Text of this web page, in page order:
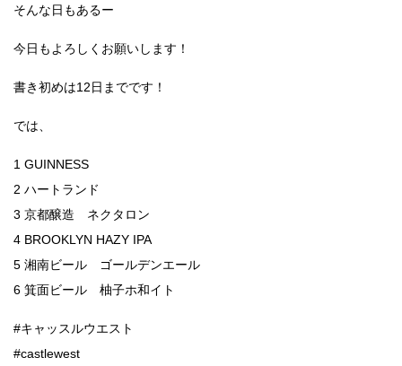
そんな日もあるー
今日もよろしくお願いします！
書き初めは12日までです！
では、
1 GUINNESS
2 ハートランド
3 京都醸造 ネクタロン
4 BROOKLYN HAZY IPA
5 湘南ビール ゴールデンエール
6 箕面ビール 柚子ホ和イト
#キャッスルウエスト
#castlewest